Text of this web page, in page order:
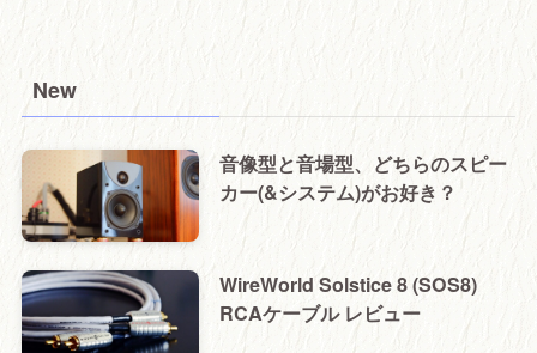
New
音像型と音場型、どちらのスピー
カー(&システム)がお好き？
WireWorld Solstice 8 (SOS8)
RCAケーブル レビュー